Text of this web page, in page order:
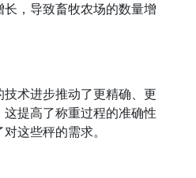
，导致畜牧农场的数量增
术进步推动了更精确、更
提高了称重过程的准确性
这些秤的需求。